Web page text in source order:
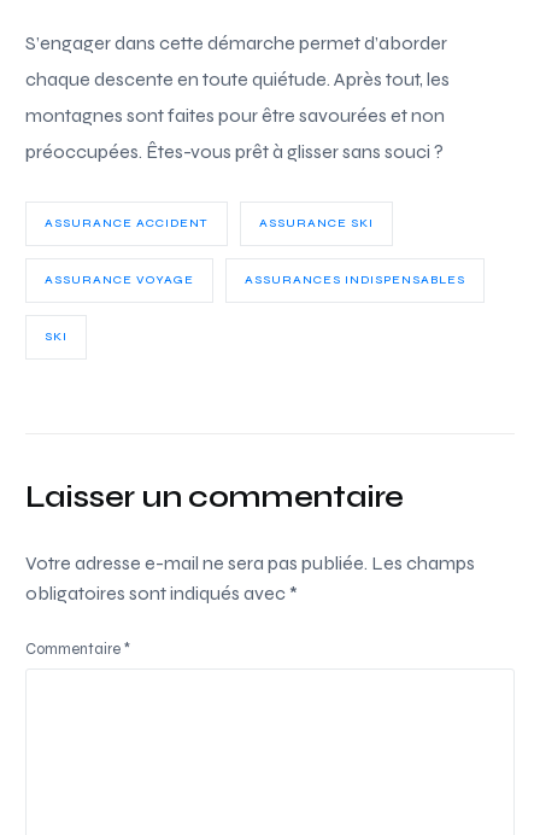
S’engager dans cette démarche permet d’aborder
chaque descente en toute quiétude. Après tout, les
montagnes sont faites pour être savourées et non
préoccupées. Êtes-vous prêt à glisser sans souci ?
ASSURANCE ACCIDENT ASSURANCE SKI
ASSURANCE VOYAGE ASSURANCES INDISPENSABLES
SKI
Laisser un commentaire
Votre adresse e-mail ne sera pas publiée. Les champs
obligatoires sont indiqués avec *
Commentaire*